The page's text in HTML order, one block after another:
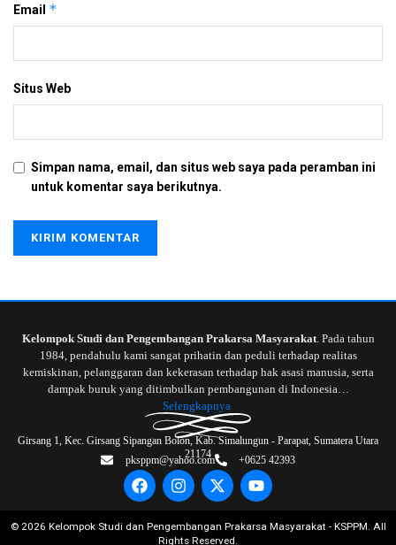
Email *
Situs Web
Simpan nama, email, dan situs web saya pada peramban ini
untuk komentar saya berikutnya.
Kelompok Studi dan Pengembangan Prakarsa Masyarakat. Pada tahun
1984, pendahulu kami sangat prihatin dan peduli terhadap realitas
kemiskinan, pelanggaran dan kekerasan terhadap hak asasi manusia, serta
dampak buruk yang ditimbulkan pembangunan di Indonesia…
Selengkapnya
Girsang 1, Kec. Girsang Sipangan Bolon, Kab. Simalungun - Parapat, Sumatera Utara
21174
pksppm@yahoo.com +0625 42393
© 2026 Kelompok Studi dan Pengembangan Prakarsa Masyarakat - KSPPM. All
Rights Reserved.